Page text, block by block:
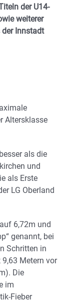
der U14-
weiterer
Innstadt
Altersklasse
als die
und
als Erste
LG Oberland
6,72m und
genannt, bei
Schritten in
9,63 Metern vor
Die
im
Fieber